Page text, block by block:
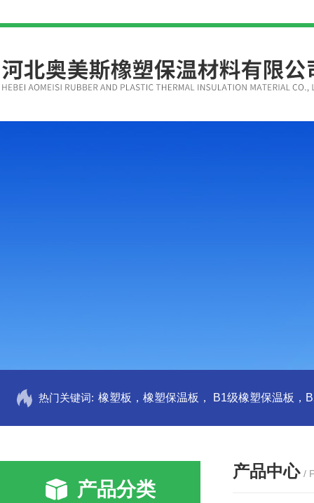
热门关键词:
产品分类
产品中心 /